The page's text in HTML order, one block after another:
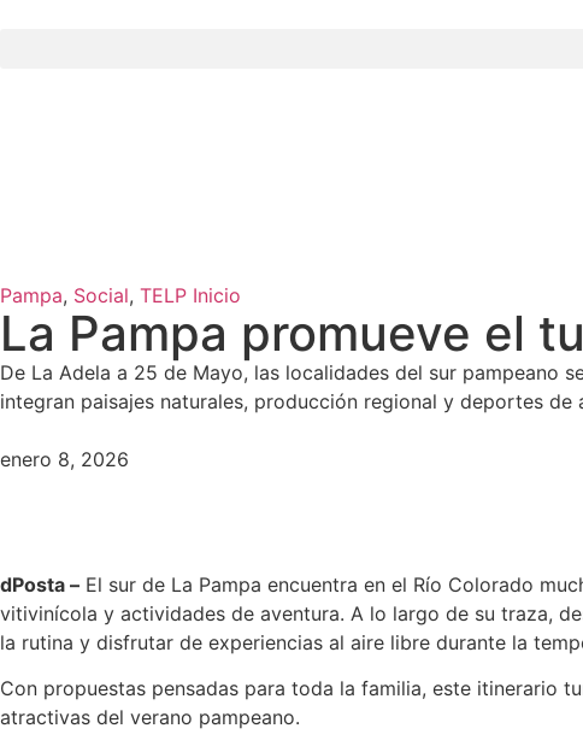
Pampa, Social, TELP Inicio
La Pampa promueve el
De La Adela a 25 de Mayo, las localidades del sur pampeano
integran paisajes naturales, producción regional y deportes de
enero 8, 2026
dPosta – El sur de La Pampa encuentra en el Río Colorado
vitivinícola y actividades de aventura. A lo largo de su traza,
la rutina y disfrutar de experiencias al aire libre durante la
Con propuestas pensadas para toda la familia, este itinerario
atractivas del verano pampeano.